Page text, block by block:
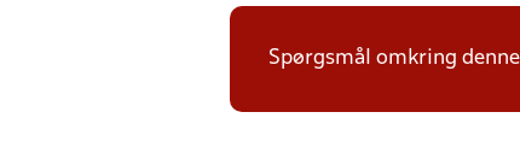
Spørgsmål omkring